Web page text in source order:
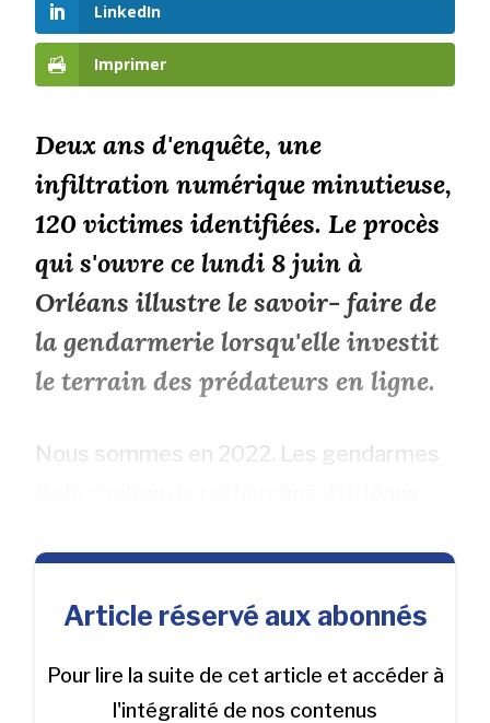
LinkedIn
Imprimer
Deux ans d'enquête, une
infiltration numérique minutieuse,
120 victimes identifiées. Le procès
qui s'ouvre ce lundi 8 juin à
Orléans illustre le savoir- faire de
la gendarmerie lorsqu'elle investit
le terrain des prédateurs en ligne.
Nous sommes en 2022. Les gendarmes
Article réservé aux abonnés
Pour lire la suite de cet article et accéder à
l'intégralité de nos contenus